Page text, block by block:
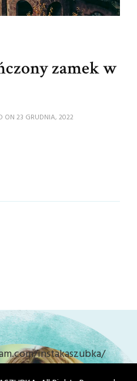
zamek w
ON 23 GRUDNIA, 2022
instakaszubka/